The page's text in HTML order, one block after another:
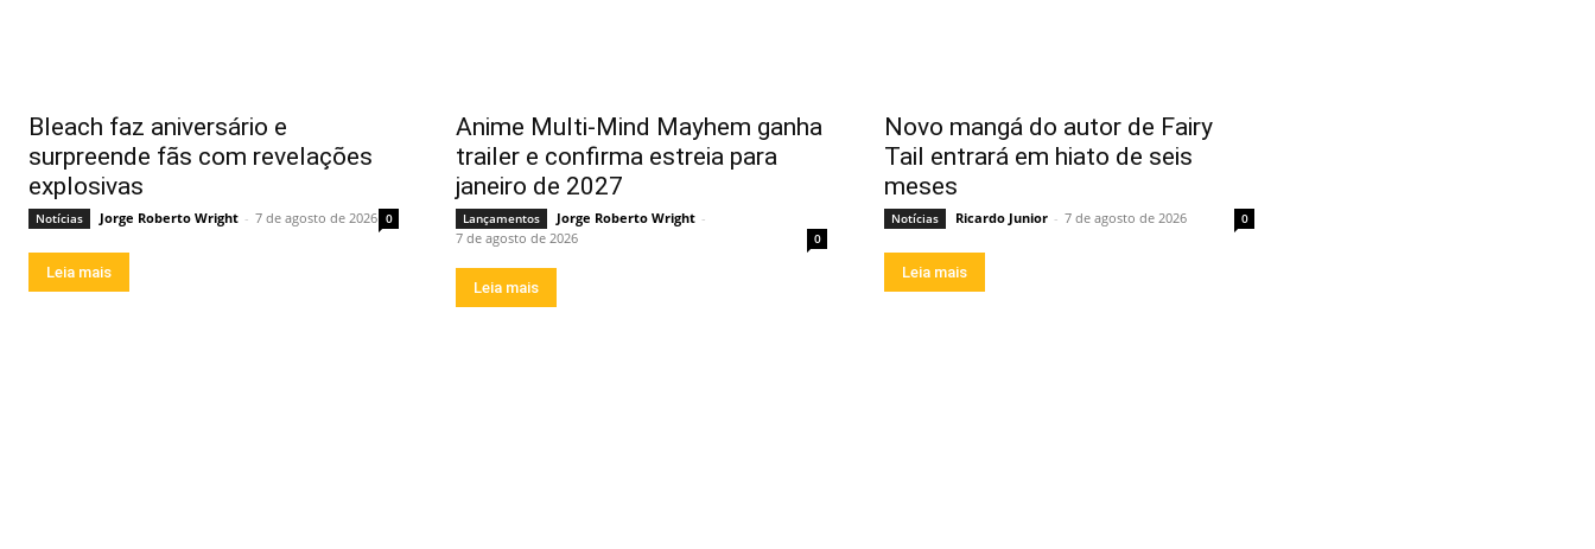
Bleach faz aniversário e
surpreende fãs com revelações
explosivas
Notícias Jorge Roberto Wright - 7 de agosto de 2026 0
Leia mais
Anime Multi-Mind Mayhem ganha
trailer e confirma estreia para
janeiro de 2027
Lançamentos Jorge Roberto Wright -
7 de agosto de 2026
0
Leia mais
Novo mangá do autor de Fairy
Tail entrará em hiato de seis
meses
Notícias Ricardo Junior - 7 de agosto de 2026 0
Leia mais